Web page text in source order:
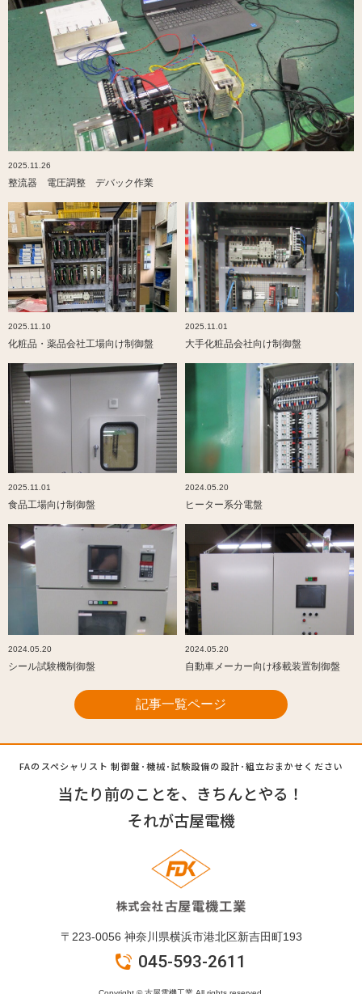
2025.11.26
整流器 電圧調整 デバック作業
2025.11.10
化粧品・薬品会社工場向け制御盤
2025.11.01
大手化粧品会社向け制御盤
2025.11.01
食品工場向け制御盤
2024.05.20
ヒーター系分電盤
2024.05.20
シール試験機制御盤
2024.05.20
自動車メーカー向け移載装置制御盤
記事一覧ページ
FAのスペシャリスト 制御盤･機械･試験設備の設計･組立おまかせください
当たり前のことを、きちんとやる！
それが古屋電機
〒223-0056 神奈川県横浜市港北区新吉田町193
045-593-2611